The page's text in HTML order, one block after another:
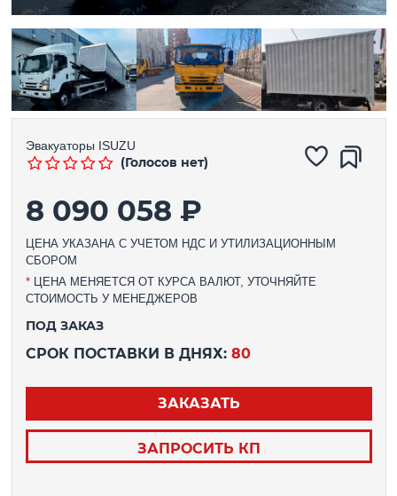
Эвакуаторы ISUZU
(Голосов нет)
8 090 058 ₽
ЦЕНА УКАЗАНА С УЧЕТОМ НДС И УТИЛИЗАЦИОННЫМ
СБОРОМ
*ЦЕНА МЕНЯЕТСЯ ОТ КУРСА ВАЛЮТ, УТОЧНЯЙТЕ
СТОИМОСТЬ У МЕНЕДЖЕРОВ
ПОД ЗАКАЗ
СРОК ПОСТАВКИ В ДНЯХ: 80
ЗАКАЗАТЬ
ЗАПРОСИТЬ КП